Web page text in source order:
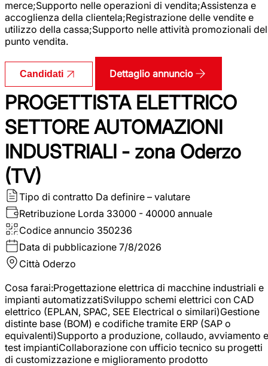
merce;Supporto nelle operazioni di vendita;Assistenza e
accoglienza della clientela;Registrazione delle vendite e
utilizzo della cassa;Supporto nelle attività promozionali del
punto vendita.
Candidati Dettaglio annuncio
PROGETTISTA ELETTRICO
SETTORE AUTOMAZIONI
INDUSTRIALI - zona Oderzo
(TV)
Tipo di contratto Da definire – valutare
Retribuzione Lorda 33000 - 40000 annuale
Codice annuncio 350236
Data di pubblicazione 7/8/2026
Città Oderzo
Cosa farai:Progettazione elettrica di macchine industriali e
impianti automatizzatiSviluppo schemi elettrici con CAD
elettrico (EPLAN, SPAC, SEE Electrical o similari)Gestione
distinte base (BOM) e codifiche tramite ERP (SAP o
equivalenti)Supporto a produzione, collaudo, avviamento e
test impiantiCollaborazione con ufficio tecnico su progetti
di customizzazione e miglioramento prodotto